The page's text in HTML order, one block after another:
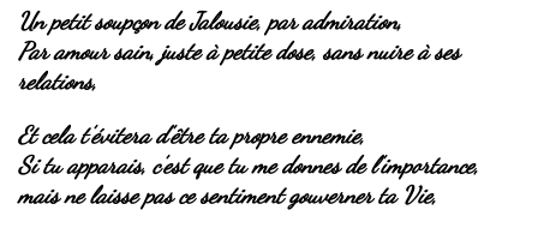
Un petit soupçon de Jalousie, par admiration,
Par amour sain, juste à petite dose, sans nuire à ses
relations,
Et cela t’évitera d’être ta propre ennemie,
Si tu apparais, c’est que tu me donnes de l’importance,
mais ne laisse pas ce sentiment gouverner ta Vie,